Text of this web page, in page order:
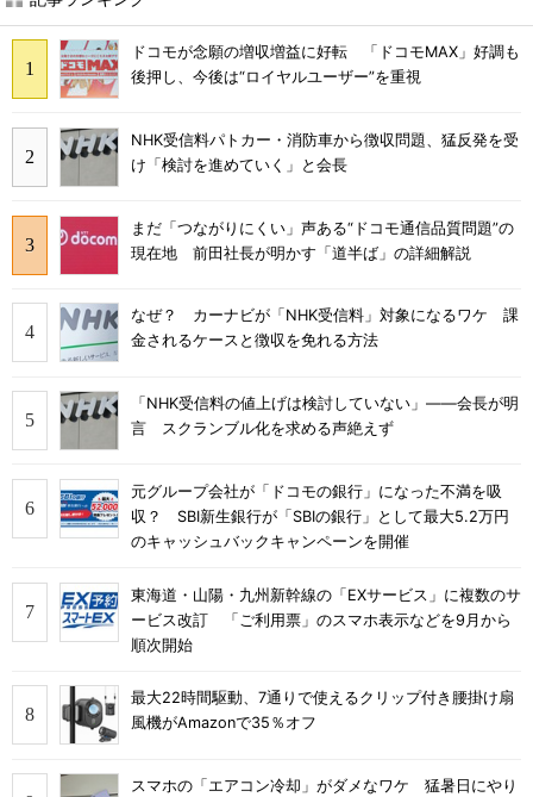
ドコモが念願の増収増益に好転 「ドコモMAX」好調も
後押し、今後は“ロイヤルユーザー”を重視
NHK受信料パトカー・消防車から徴収問題、猛反発を受
け「検討を進めていく」と会長
まだ「つながりにくい」声ある“ドコモ通信品質問題”の
現在地 前田社長が明かす「道半ば」の詳細解説
なぜ？ カーナビが「NHK受信料」対象になるワケ 課
金されるケースと徴収を免れる方法
「NHK受信料の値上げは検討していない」――会長が明
言 スクランブル化を求める声絶えず
元グループ会社が「ドコモの銀行」になった不満を吸
収？ SBI新生銀行が「SBIの銀行」として最大5.2万円
のキャッシュバックキャンペーンを開催
東海道・山陽・九州新幹線の「EXサービス」に複数のサ
ービス改訂 「ご利用票」のスマホ表示などを9月から
順次開始
最大22時間駆動、7通りで使えるクリップ付き腰掛け扇
風機がAmazonで35％オフ
スマホの「エアコン冷却」がダメなワケ 猛暑日にやり